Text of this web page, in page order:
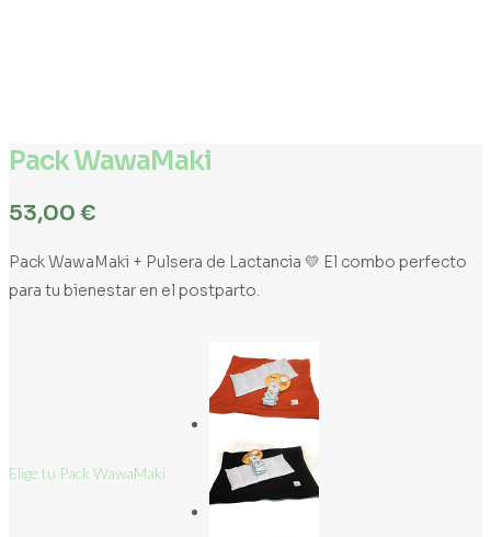
Pack WawaMaki
53,00 €
Pack WawaMaki + Pulsera de Lactancia 💛 El combo perfecto
para tu bienestar en el postparto.
Elige tu Pack WawaMaki